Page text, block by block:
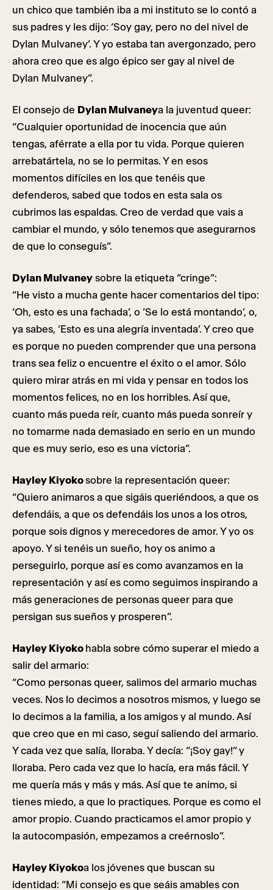
un chico que también iba a mi instituto se lo contó a
sus padres y les dijo: ‘Soy gay, pero no del nivel de
Dylan Mulvaney’. Y yo estaba tan avergonzado, pero
ahora creo que es algo épico ser gay al nivel de
Dylan Mulvaney”.
El consejo de Dylan Mulvaneya la juventud queer:
“Cualquier oportunidad de inocencia que aún
tengas, aférrate a ella por tu vida. Porque quieren
arrebatártela, no se lo permitas. Y en esos
momentos difíciles en los que tenéis que
defenderos, sabed que todos en esta sala os
cubrimos las espaldas. Creo de verdad que vais a
cambiar el mundo, y sólo tenemos que asegurarnos
de que lo conseguís”.
Dylan Mulvaney sobre la etiqueta “cringe”:
“He visto a mucha gente hacer comentarios del tipo:
‘Oh, esto es una fachada’, o ‘Se lo está montando’, o,
ya sabes, ‘Esto es una alegría inventada’. Y creo que
es porque no pueden comprender que una persona
trans sea feliz o encuentre el éxito o el amor. Sólo
quiero mirar atrás en mi vida y pensar en todos los
momentos felices, no en los horribles. Así que,
cuanto más pueda reír, cuanto más pueda sonreír y
no tomarme nada demasiado en serio en un mundo
que es muy serio, eso es una victoria”.
Hayley Kiyokosobre la representación queer:
“Quiero animaros a que sigáis queriéndoos, a que os
defendáis, a que os defendáis los unos a los otros,
porque sois dignos y merecedores de amor. Y yo os
apoyo. Y si tenéis un sueño, hoy os animo a
perseguirlo, porque así es como avanzamos en la
representación y así es como seguimos inspirando a
más generaciones de personas queer para que
persigan sus sueños y prosperen”.
Hayley Kiyoko habla sobre cómo superar el miedo a
salir del armario:
“Como personas queer, salimos del armario muchas
veces. Nos lo decimos a nosotros mismos, y luego se
lo decimos a la familia, a los amigos y al mundo. Así
que creo que en mi caso, seguí saliendo del armario.
Y cada vez que salía, lloraba. Y decía: “¡Soy gay!” y
lloraba. Pero cada vez que lo hacía, era más fácil. Y
me quería más y más y más. Así que te animo, si
tienes miedo, a que lo practiques. Porque es como el
amor propio. Cuando practicamos el amor propio y
la autocompasión, empezamos a creérnoslo”.
Hayley Kiyokoa los jóvenes que buscan su
identidad: “Mi consejo es que seáis amables con